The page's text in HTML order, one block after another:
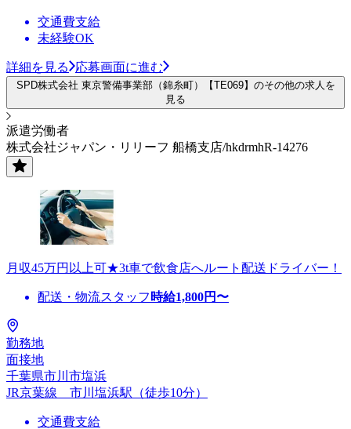
交通費支給
未経験OK
詳細を見る 応募画面に進む
SPD株式会社 東京警備事業部（錦糸町）【TE069】のその他の求人を
見る
派遣労働者
株式会社ジャパン・リリーフ 船橋支店/hkdrmhR-14276
月収45万円以上可★3t車で飲食店へルート配送ドライバー！
配送・物流スタッフ 時給1,800円〜
勤務地
面接地
千葉県市川市塩浜
JR京葉線 市川塩浜駅（徒歩10分）
交通費支給